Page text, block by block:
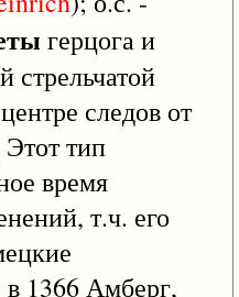
герцога и
стрельчатой
следов от
Этот тип
время
т.ч. его
1366 Амберг,